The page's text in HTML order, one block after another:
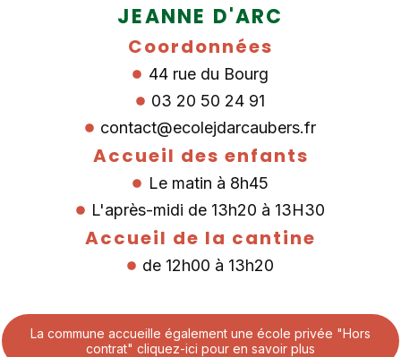
JEANNE D'ARC​
Coordonnées
44 rue du Bourg
03 20 50 24 91
contact@ecolejdarcaubers.fr
Accueil des enfants
Le matin à 8h45
L'après-midi de 13h20 à 13H30
Accueil de la cantine
de 12h00 à 13h20
La commune accueille également une école privée "Hors
contrat" cliquez-ici pour en savoir plus